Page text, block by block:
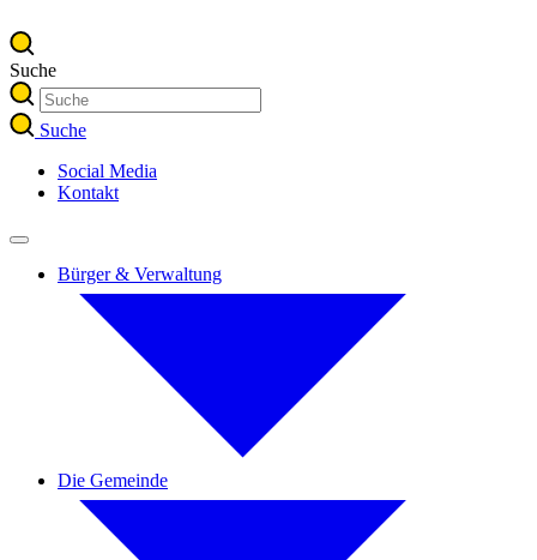
Suche
Suche
Social Media
Kontakt
Bürger & Verwaltung
Die Gemeinde